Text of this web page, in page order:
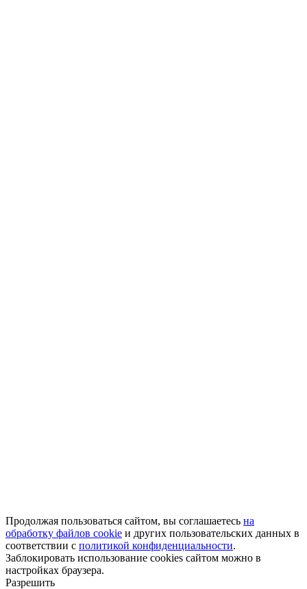
Продолжая пользоваться сайтом, вы соглашаетесь на
обработку файлов cookie и других пользовательских данных в
соответствии с политикой конфиденциальности.
Заблокировать использование cookies сайтом можно в
настройках браузера.
Разрешить